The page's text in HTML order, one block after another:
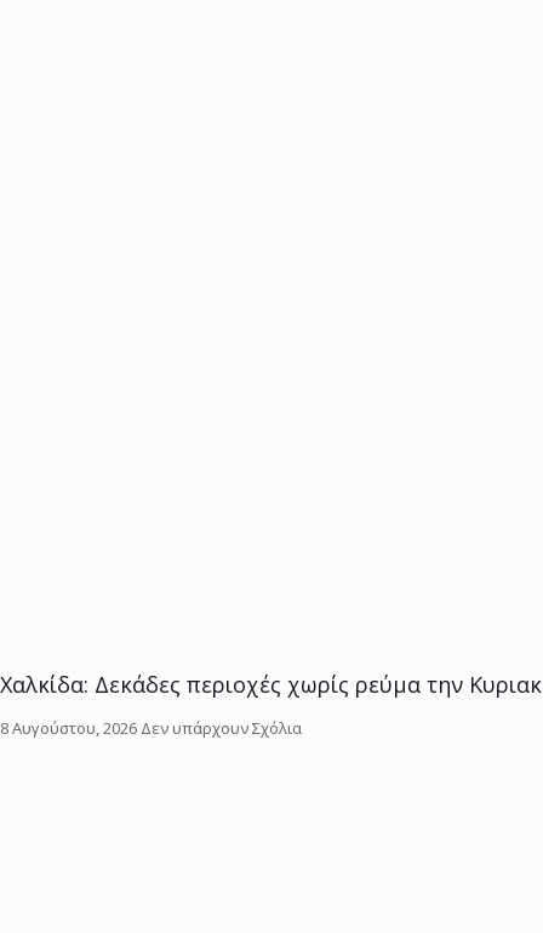
Χαλκίδα: Δεκάδες περιοχές χωρίς ρεύμα την
8 Αυγούστου, 2026 Δεν υπάρχουν Σχόλια